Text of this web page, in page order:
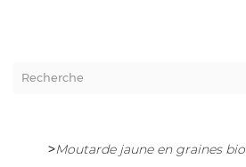
>Moutarde jaune en graines bio